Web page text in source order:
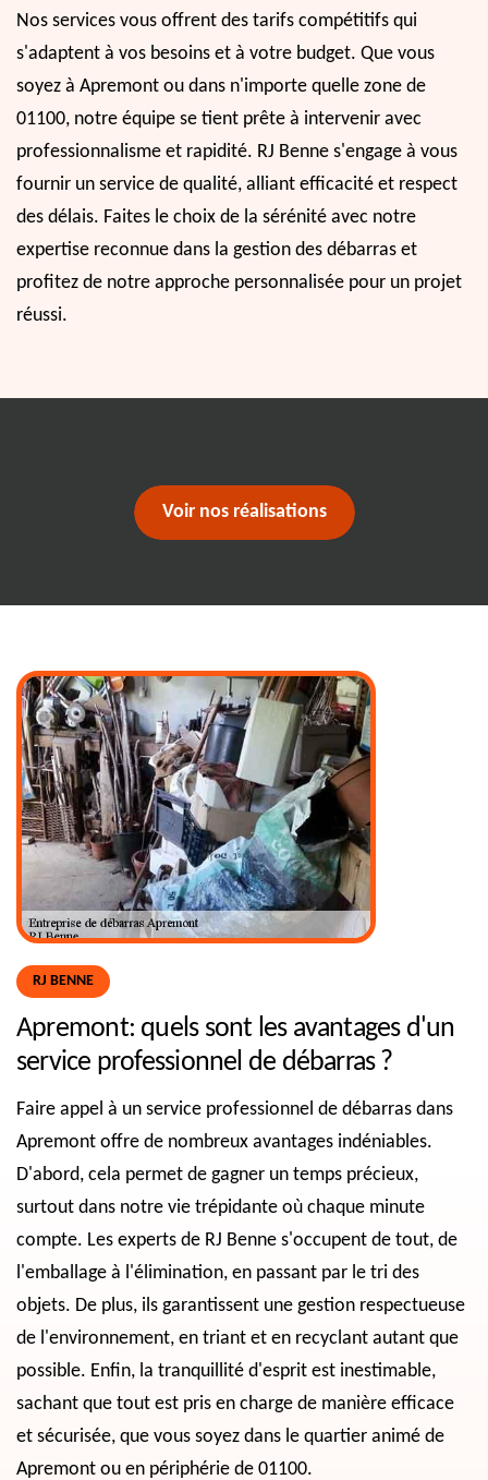
Nos services vous offrent des tarifs compétitifs qui
s'adaptent à vos besoins et à votre budget. Que vous
soyez à Apremont ou dans n'importe quelle zone de
01100, notre équipe se tient prête à intervenir avec
professionnalisme et rapidité. RJ Benne s'engage à vous
fournir un service de qualité, alliant efficacité et respect
des délais. Faites le choix de la sérénité avec notre
expertise reconnue dans la gestion des débarras et
profitez de notre approche personnalisée pour un projet
réussi.
Voir nos réalisations
RJ BENNE
Apremont: quels sont les avantages d'un
service professionnel de débarras ?
Faire appel à un service professionnel de débarras dans
Apremont offre de nombreux avantages indéniables.
D'abord, cela permet de gagner un temps précieux,
surtout dans notre vie trépidante où chaque minute
compte. Les experts de RJ Benne s'occupent de tout, de
l'emballage à l'élimination, en passant par le tri des
objets. De plus, ils garantissent une gestion respectueuse
de l'environnement, en triant et en recyclant autant que
possible. Enfin, la tranquillité d'esprit est inestimable,
sachant que tout est pris en charge de manière efficace
et sécurisée, que vous soyez dans le quartier animé de
Apremont ou en périphérie de 01100.